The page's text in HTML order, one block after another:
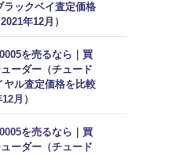
ラックベイ査定価格
年12月）
を売るなら｜買
ーダー（チュード
ヤル査定価格を比較
月）
を売るなら｜買
ーダー（チュード